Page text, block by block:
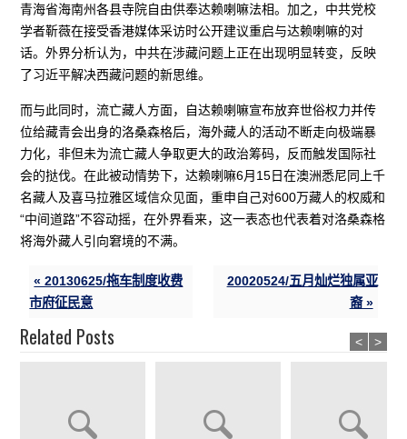
青海省海南州各县寺院自由供奉达赖喇嘛法相。加之，中共党校
学者靳薇在接受香港媒体采访时公开建议重启与达赖喇嘛的对
话。外界分析认为，中共在涉藏问题上正在出现明显转变，反映
了习近平解决西藏问题的新思维。
而与此同时，流亡藏人方面，自达赖喇嘛宣布放弃世俗权力并传
位给藏青会出身的洛桑森格后，海外藏人的活动不断走向极端暴
力化，非但未为流亡藏人争取更大的政治筹码，反而触发国际社
会的挞伐。在此被动情势下，达赖喇嘛6月15日在澳洲悉尼同上千
名藏人及喜马拉雅区域信众见面，重申自己对600万藏人的权威和
“中间道路”不容动摇，在外界看来，这一表态也代表着对洛桑森格
将海外藏人引向窘境的不满。
« 20130625/拖车制度收费
市府征民意
20020524/五月灿烂独属亚
裔 »
Related Posts < >